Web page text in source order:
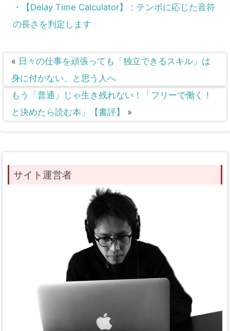
・【Delay Time Calculator】：テンポに応じた音符
の長さを判定します
« 日々の仕事を頑張っても「独立できるスキル」は
身に付かない、と思う人へ
もう「普通」じゃ生き残れない！「フリーで働く！
と決めたら読む本」【書評】
»
サイト運営者